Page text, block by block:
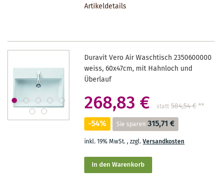
Artikeldetails
Duravit Vero Air Waschtisch 2350600000
weiss, 60x47cm, mit Hahnloch und
Überlauf
268,83 € statt 584,54 €**
-54% Sie sparen 315,71 €
inkl. 19% MwSt.,zzgl.Versandkosten
In den Warenkorb